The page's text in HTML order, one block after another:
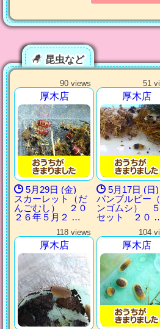
昆虫など
90 views
厚木店
5月29日 (金)
スカーレット（だ
んごむし） ２０
２６年５月２ …
51
厚木店
5月17日 (日)
バンブルビー
ンゴムシ）
セット ２０
118 views
厚木店
104
厚木店